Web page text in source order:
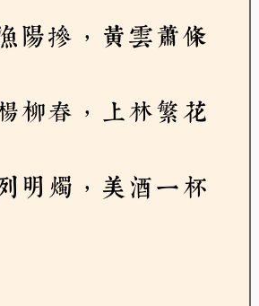
陽摻，黃雲蕭條
柳春，上林繁花
明燭，美酒一杯